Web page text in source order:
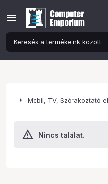
menu
arrow_right Mobil, TV, Szórakoztató
Nincs találat.